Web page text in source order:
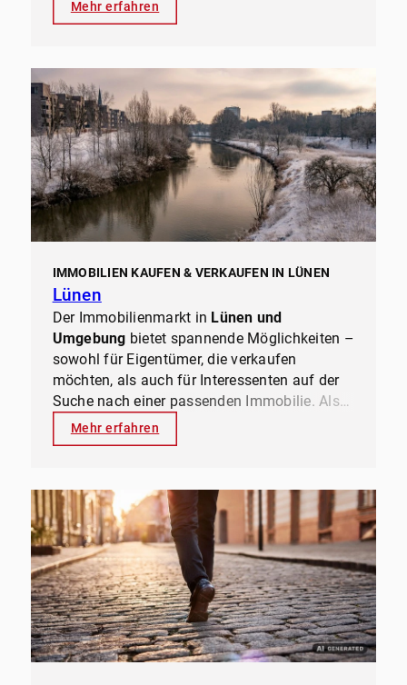
Erfahrung kennternesti immobilien
und wie man
den besten Preis erzielt.
Mehr erfahren
IMMOBILIEN KAUFEN & VERKAUFEN IN LÜNEN
Lünen
Der Immobilienmarkt in Lünen und
Umgebung bietet spannende Möglichkeiten –
sowohl für Eigentümer, die verkaufen
möchten, als auch für Interessenten auf der
Suche nach einer passenden Immobilie. Als
lokaler Immobilienexperte
jahrzehntelanger Erfahrung kennt
Investitionen lohnen und wie man
den besten
Preis erzielt.
Mehr erfahren